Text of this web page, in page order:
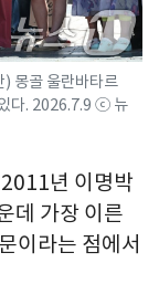
몽골 울란바타르
다. 2026.7.9 ⓒ 뉴
년 이명박
데 가장 이른
이라는 점에서